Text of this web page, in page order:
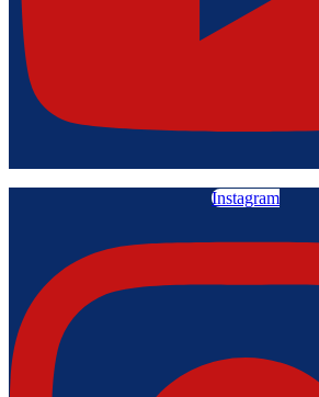
Instagram